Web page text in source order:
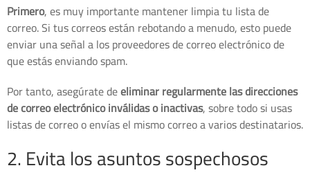
Primero, es muy importante mantener limpia tu lista de
correo. Si tus correos están rebotando a menudo, esto puede
enviar una señal a los proveedores de correo electrónico de
que estás enviando spam.
Por tanto, asegúrate deeliminar regularmente las direcciones
de correo electrónico inválidas o inactivas, sobre todo si usas
listas de correo o envías el mismo correo a varios destinatarios.
2. Evita los asuntos sospechosos